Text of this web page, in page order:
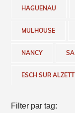
HAGUENAU
MULHOUSE
NANCY
ESCH SUR
Filter par tag: